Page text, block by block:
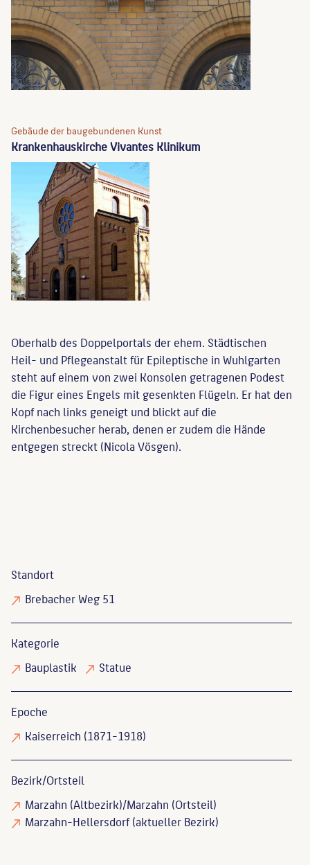
Gebäude der baugebundenen Kunst
Krankenhauskirche Vivantes Klinikum
Oberhalb des Doppelportals der ehem. Städtischen
Heil- und Pflegeanstalt für Epileptische in Wuhlgarten
steht auf einem von zwei Konsolen getragenen Podest
die Figur eines Engels mit gesenkten Flügeln. Er hat den
Kopf nach links geneigt und blickt auf die
Kirchenbesucher herab, denen er zudem die Hände
entgegen streckt (Nicola Vösgen).
Standort
Brebacher Weg 51
Kategorie
Bauplastik
Statue
Epoche
Kaiserreich (1871-1918)
Bezirk/Ortsteil
Marzahn (Altbezirk)/Marzahn (Ortsteil)
Marzahn-Hellersdorf (aktueller Bezirk)